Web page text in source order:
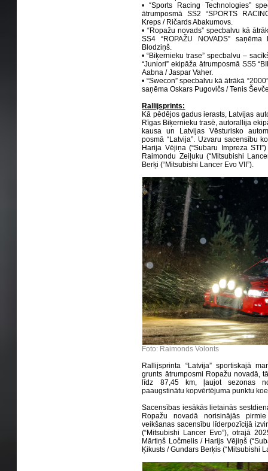
• “Sports Racing Technologies”
ātrumposmā SS2 “SPORTS
Kreps / Ričards Abakumovs.
• “Ropažu novads” specbalvu kā
SS4 “ROPAŽU NOVADS”
Blodziņš.
• “Biķernieku trase” specbalvu –
“Juniori” ekipāža ātrumposmā SS5
Aabna / Jaspar Vaher.
• “Swecon” specbalvu kā ātrākā
saņēma Oskars Pugovičs / Tenis
Rallijsprints:
Kā pēdējos gadus ierasts, Latvijas
Rīgas Biķernieku trasē, autorallija
kausa un Latvijas Vēsturisko
posmā “Latvija”. Uzvaru sacensību
Harija Vējiņa (“Subaru Impreza
Raimondu Zeiļuku (“Mitsubishi
Berķi (“Mitsubishi Lancer Evo VII”).
Foto: Raimonds Volonts
Rallijsprinta “Latvija” sportiskajā
grunts ātrumposmi Ropažu novadā,
līdz 87,45 km, ļaujot sezonas
paaugstinātu kopvērtējuma punktu
Sacensības iesākās lietainās
Ropažu novadā norisinājās
veikšanas sacensību līderpozīcijā
(“Mitsubishi Lancer Evo”), otrajā
Mārtiņš Ločmelis / Harijs Vējiņš
Ķikusts / Gundars Berķis (“Mitsubishi